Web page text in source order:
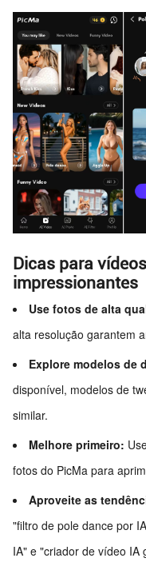
Dicas para
impressionantes
Use fotos de alta
alta resolução garantem
Explore modelos de
disponível, modelos de
similar.
Melhore primeiro:
fotos do PicMa para
Aproveite as
"filtro de pole dance por
IA" e "criador de vídeo IA